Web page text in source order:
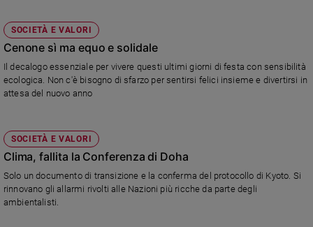
SOCIETÀ E VALORI
Cenone sì ma equo e solidale
Il decalogo essenziale per vivere questi ultimi giorni di festa con sensibilità
ecologica. Non c'è bisogno di sfarzo per sentirsi felici insieme e divertirsi in
attesa del nuovo anno
SOCIETÀ E VALORI
Clima, fallita la Conferenza di Doha
Solo un documento di transizione e la conferma del protocollo di Kyoto. Si
rinnovano gli allarmi rivolti alle Nazioni più ricche da parte degli
ambientalisti.